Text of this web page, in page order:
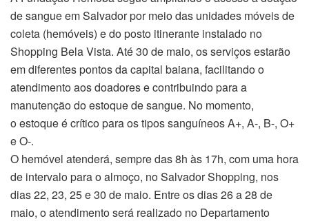
de sangue em Salvador por meio das unidades móveis de
coleta (hemóveis) e do posto itinerante instalado no
Shopping Bela Vista. Até 30 de maio, os serviços estarão
em diferentes pontos da capital baiana, facilitando o
atendimento aos doadores e contribuindo para a
manutenção do estoque de sangue. No momento,
o estoque é crítico para os tipos sanguíneos A+, A-, B-, O+
e O-.
O hemóvel atenderá, sempre das 8h às 17h, com uma hora
de intervalo para o almoço, no Salvador Shopping, nos
dias 22, 23, 25 e 30 de maio. Entre os dias 26 a 28 de
maio, o atendimento será realizado no Departamento